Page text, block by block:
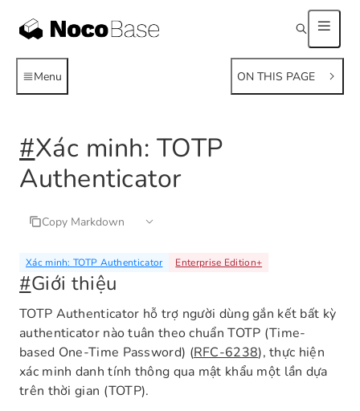
Menu ON THIS PAGE
#Xác minh: TOTP
Authenticator
Copy Markdown
Xác minh: TOTP Authenticator Enterprise Edition+
#Giới thiệu
TOTP Authenticator hỗ trợ người dùng gắn kết bất kỳ
authenticator nào tuân theo chuẩn TOTP (Time-
based One-Time Password) (RFC-6238), thực hiện
xác minh danh tính thông qua mật khẩu một lần dựa
trên thời gian (TOTP).